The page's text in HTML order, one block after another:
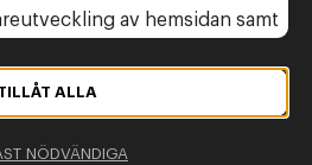
av hemsidan samt
NÖDVÄNDIGA
ALLA